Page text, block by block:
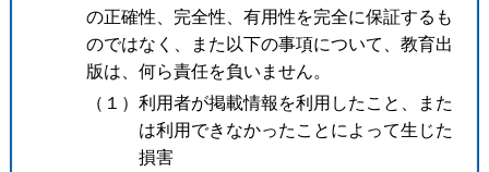
の正確性、完全性、有用性を完全に保証するも
のではなく、また以下の事項について、教育出
版は、何ら責任を負いません。
（１）利用者が掲載情報を利用したこと、また
は利用できなかったことによって生じた
損害